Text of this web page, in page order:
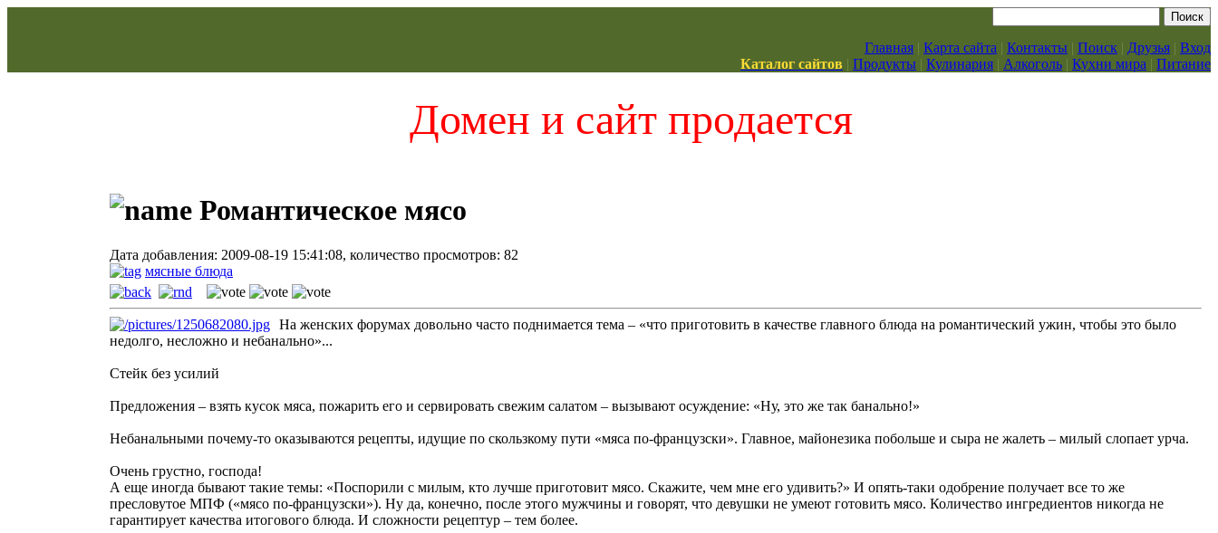
Главная | Карта сайта | Контакты | Поиск | Друзья | Вход
Каталог сайтов | Продукты | Кулинария | Алкоголь | Кухни мира | Питание
Домен и сайт продается
Романтическое мясо
Дата добавления: 2009-08-19 15:41:08, количество просмотров: 82
мясные блюда
На женских форумах довольно часто поднимается тема – «что приготовить в качестве главного блюда на романтический ужин, чтобы это было
недолго, несложно и небанально»...
Стейк без усилий
Предложения – взять кусок мяса, пожарить его и сервировать свежим салатом – вызывают осуждение: «Ну, это же так банально!»
Небанальными почему-то оказываются рецепты, идущие по скользкому пути «мяса по-французски». Главное, майонезика побольше и сыра не жалеть – милый слопает урча.
Очень грустно, господа!
А еще иногда бывают такие темы: «Поспорили с милым, кто лучше приготовит мясо. Скажите, чем мне его удивить?» И опять-таки одобрение получает все то же
пресловутое МПФ («мясо по-французски»). Ну да, конечно, после этого мужчины и говорят, что девушки не умеют готовить мясо. Количество ингредиентов никогда не
гарантирует качества итогового блюда. И сложности рецептур – тем более.